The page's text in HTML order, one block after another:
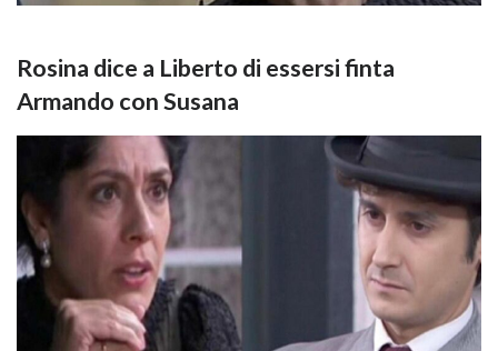
Rosina dice a Liberto di essersi finta
Armando con Susana